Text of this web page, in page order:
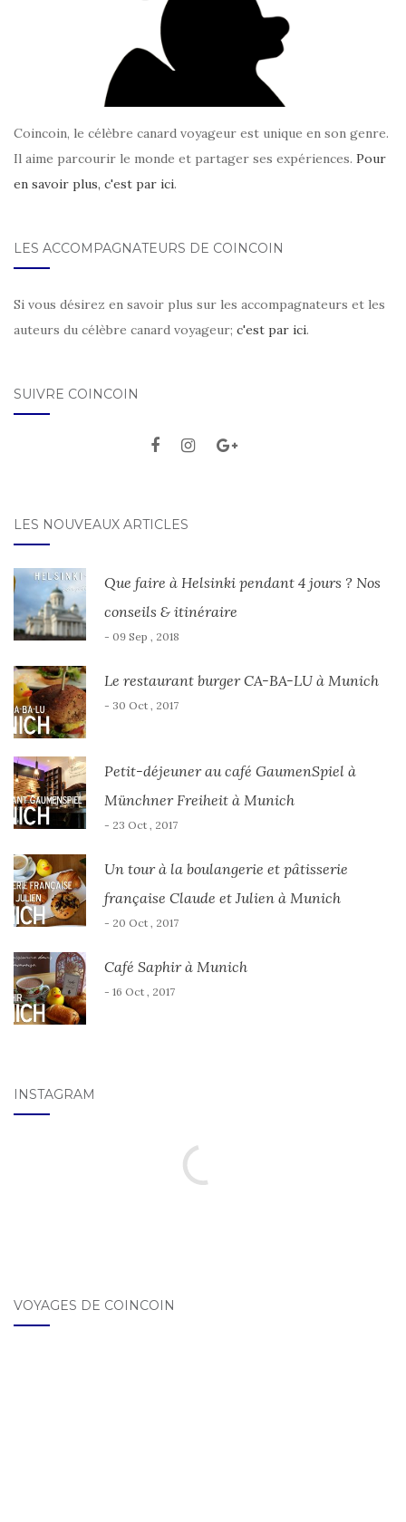
Coincoin, le célèbre canard voyageur est unique en son genre.
Il aime parcourir le monde et partager ses expériences. Pour
en savoir plus, c'est par ici.
LES ACCOMPAGNATEURS DE COINCOIN
Si vous désirez en savoir plus sur les accompagnateurs et les
auteurs du célèbre canard voyageur; c'est par ici.
SUIVRE COINCOIN
LES NOUVEAUX ARTICLES
Que faire à Helsinki pendant 4 jours ? Nos
conseils & itinéraire
- 09 Sep , 2018
Le restaurant burger CA-BA-LU à Munich
- 30 Oct , 2017
Petit-déjeuner au café GaumenSpiel à
Münchner Freiheit à Munich
- 23 Oct , 2017
Un tour à la boulangerie et pâtisserie
française Claude et Julien à Munich
- 20 Oct , 2017
Café Saphir à Munich
- 16 Oct , 2017
INSTAGRAM
VOYAGES DE COINCOIN